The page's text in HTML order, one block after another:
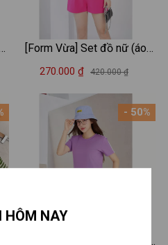
[Form Vừa] Set đồ nữ (áo
thun form vừa + quần đùi)
Bộ đồ nữ Loza - BH6295
270.000 ₫ 420.000 ₫
- 50%
HÔM NAY